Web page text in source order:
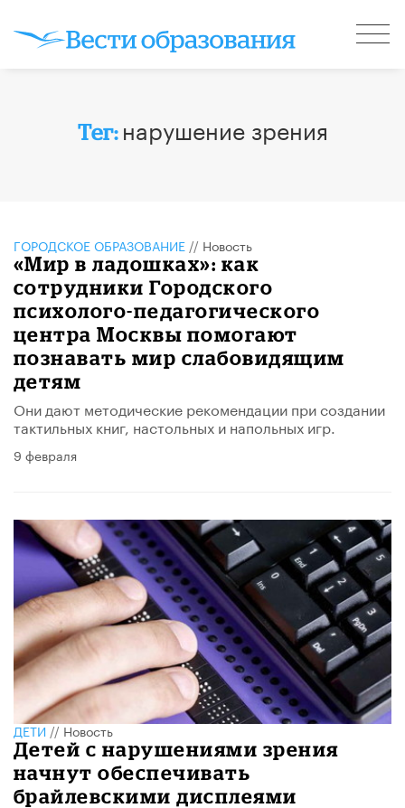
Тег: нарушение зрения
ГОРОДСКОЕ ОБРАЗОВАНИЕ // Новость
«Мир в ладошках»: как
сотрудники Городского
психолого-педагогического
центра Москвы помогают
познавать мир слабовидящим
детям
Они дают методические рекомендации при создании
тактильных книг, настольных и напольных игр.
9 февраля
ДЕТИ//Новость
Детей с нарушениями зрения
начнут обеспечивать
брайлевскими дисплеями